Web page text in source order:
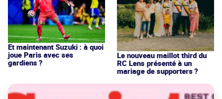
Et maintenant Suzuki : à quoi
joue Paris avec ses
gardiens ?
Le nouveau maillot third du
RC Lens présenté à un
mariage de supporters ?